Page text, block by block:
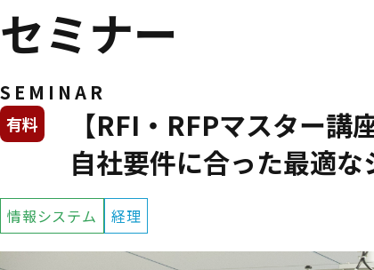
セミナー
SEMINAR
【RFI・RFPマスター講座
自社要件に合った最適
有料
情報システム 経理